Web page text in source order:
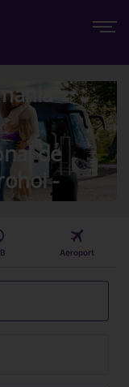
de
-
󰀝
Aeroport